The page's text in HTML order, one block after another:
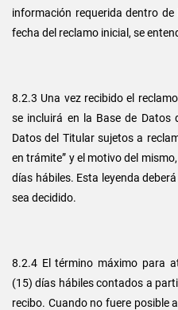
información requerida dentro
fecha del reclamo inicial, se
8.2.3 Una vez recibido el
se incluirá en la Base de Datos
Datos del Titular sujetos a
en trámite” y el motivo del
días hábiles. Esta leyenda
sea decidido.
8.2.4 El término máximo para
(15) días hábiles contados a
recibo. Cuando no fuere posible